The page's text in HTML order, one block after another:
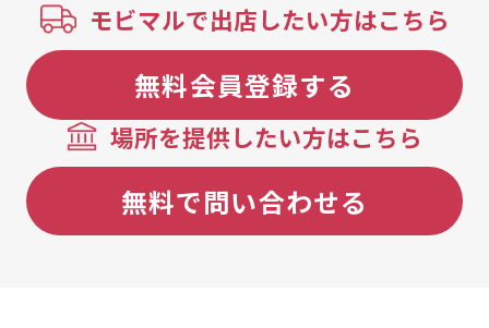
モビマルで出店したい方はこちら
無料会員登録する
場所を提供したい方はこちら
無料で問い合わせる